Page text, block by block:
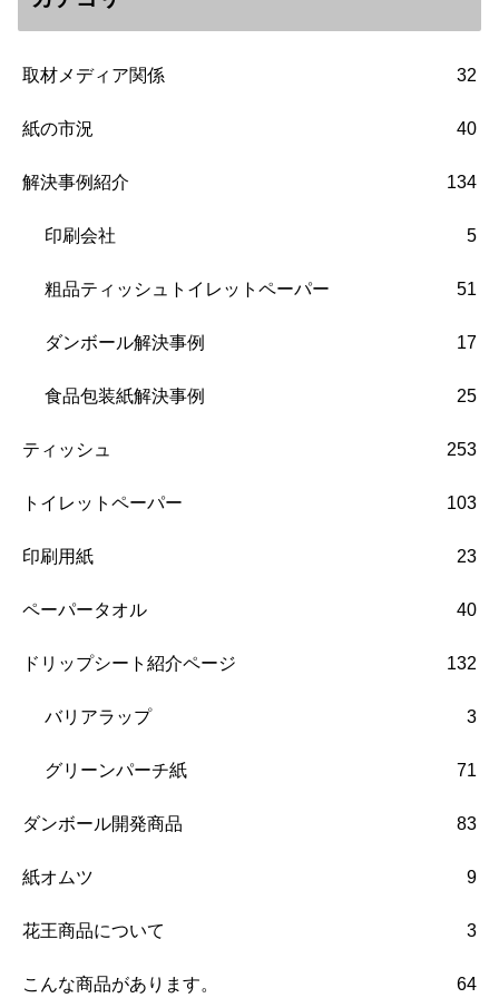
取材メディア関係 32
紙の市況 40
解決事例紹介 134
印刷会社 5
粗品ティッシュトイレットペーパー 51
ダンボール解決事例 17
食品包装紙解決事例 25
ティッシュ 253
トイレットペーパー 103
印刷用紙 23
ペーパータオル 40
ドリップシート紹介ページ 132
バリアラップ 3
グリーンパーチ紙 71
ダンボール開発商品 83
紙オムツ 9
花王商品について 3
こんな商品があります。 64